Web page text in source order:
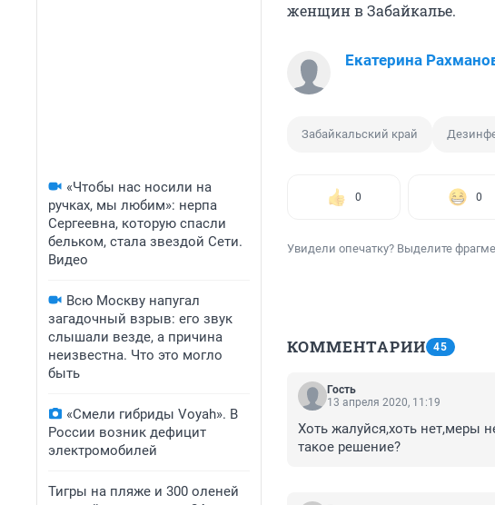
«Чтобы нас носили на
ручках, мы любим»: нерпа
Сергеевна, которую спасли
бельком, стала звездой Сети.
Видео
Всю Москву напугал
загадочный взрыв: его звук
слышали везде, а причина
неизвестна. Что это могло
быть
«Смели гибриды Voyah». В
России возник дефицит
электромобилей
Тигры на пляже и 300 оленей
женщин в Забайкалье.
Екатерина
Забайкальский край
0 0
Увидели опечатку? Выделите
КОММЕНТАРИИ 45
Гость
13 апреля 2020, 11:19
Хоть жалуйся,хоть нет,меры
такое решение?